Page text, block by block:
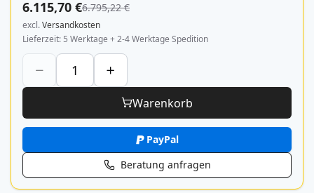
6.115,70 €6.795,22 €
excl.Versandkosten
Lieferzeit 5 Werktage + 2-4 Werktage Spedition
Warenkorb
PayPal
Beratung anfragen